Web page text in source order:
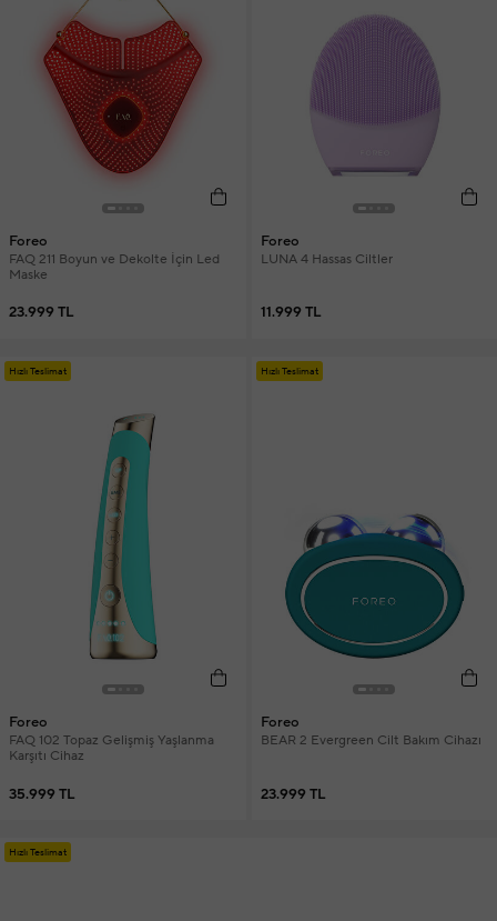
Foreo
FAQ 211 Boyun ve Dekolte İçin Led
Maske
23.999 TL
Foreo
LUNA 4 Hassas Ciltler
11.999 TL
Hızlı Teslimat
Foreo
FAQ 102 Topaz Gelişmiş Yaşlanma
Karşıtı Cihaz
35.999 TL
Hızlı Teslimat
Foreo
BEAR 2 Evergreen Cilt Bakım Cihazı
23.999 TL
Hızlı Teslimat